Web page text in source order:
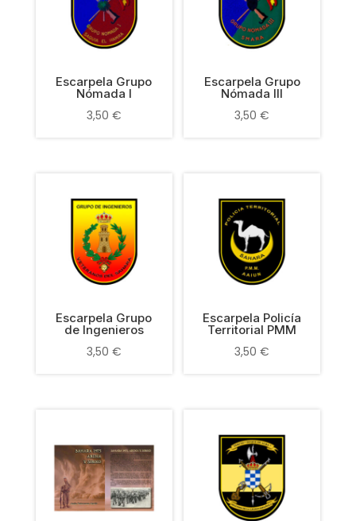
Escarpela Grupo
Nómada I
3,50 €
Escarpela Grupo
Nómada III
3,50€
Escarpela Grupo
de Ingenieros
3,50 €
Escarpela Policía
Territorial PMM
3,50€